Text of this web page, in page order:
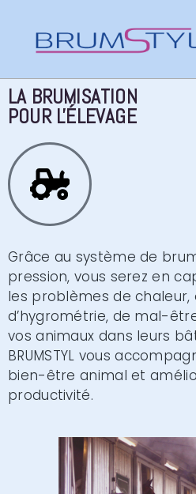
LA BRUMISATION
POUR L'ÉLEVAGE
Grâce au système de
pression, vous serez en
les problèmes de chaleur,
d’hygrométrie, de mal-
vos animaux dans leurs
BRUMSTYL vous
bien-être animal et
productivité.